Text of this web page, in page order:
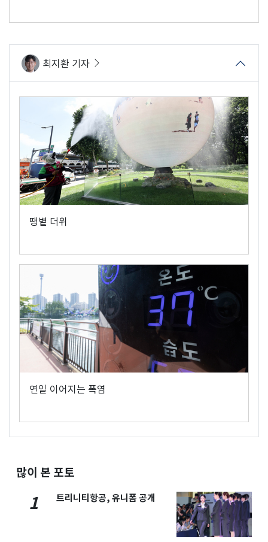
최지환 기자
땡볕 더위
연일 이어지는 폭염
많이 본 포토
1 트리니티항공, 유니폼 공개